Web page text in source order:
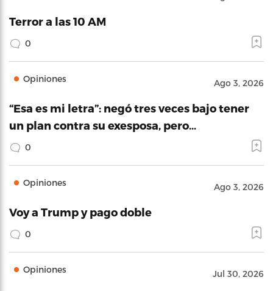
Terror a las 10 AM
0
Opiniones Ago 3, 2026
“Esa es mi letra”: negó tres veces bajo tener
un plan contra su exesposa, pero…
0
Opiniones Ago 3, 2026
Voy a Trump y pago doble
0
Opiniones Jul 30, 2026